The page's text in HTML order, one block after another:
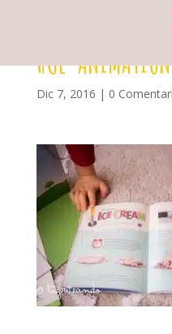
HUE-
Dic 7, 2016 | 0